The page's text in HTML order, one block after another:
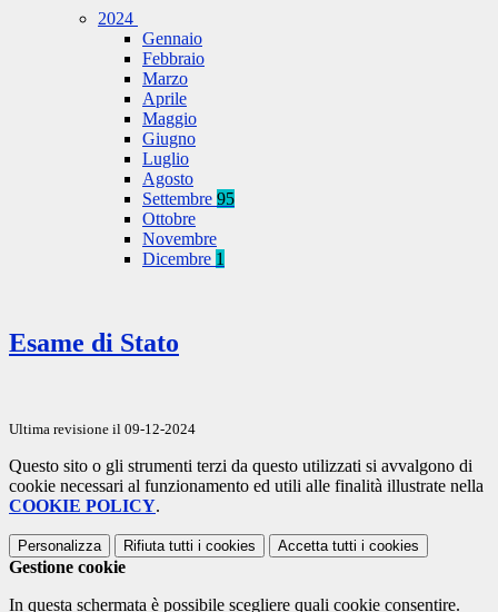
2024
Gennaio
Febbraio
Marzo
Aprile
Maggio
Giugno
Luglio
Agosto
Settembre 95
Ottobre
Novembre
Dicembre 1
Esame di Stato
Ultima revisione il 09-12-2024
Questo sito o gli strumenti terzi da questo utilizzati si avvalgono di
cookie necessari al funzionamento ed utili alle finalità illustrate nella
COOKIE POLICY.
Personalizza Rifiuta tutti i cookies Accetta tutti i cookies
Gestione cookie
In questa schermata è possibile scegliere quali cookie consentire.